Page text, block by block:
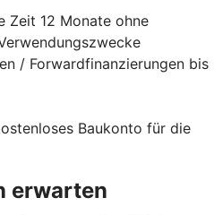
Zeit 12 Monate ohne
/ Forwardfinanzierungen bis
Baukonto für die
erwarten